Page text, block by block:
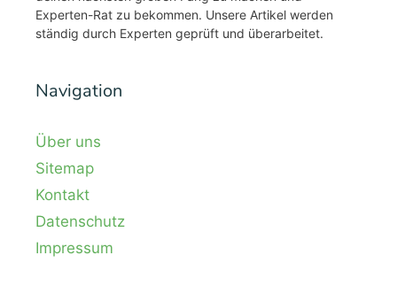
Experten-Rat zu bekommen. Unsere Artikel werden
ständig durch Experten geprüft und überarbeitet.
Navigation
Über uns
Sitemap
Kontakt
Datenschutz
Impressum